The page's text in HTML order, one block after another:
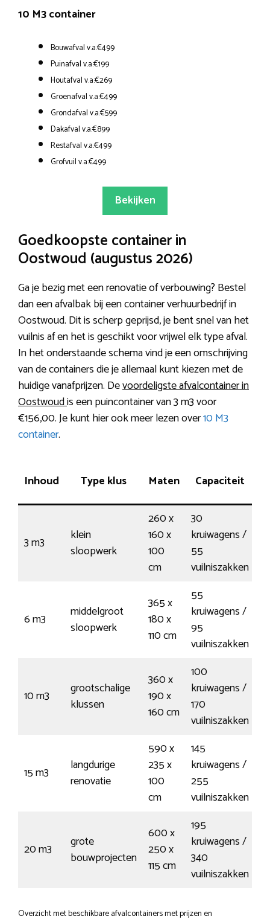
10 M3 container
Bouwafval v.a.€499
Puinafval v.a.€199
Houtafval v.a.€269
Groenafval v.a.€499
Grondafval v.a.€599
Dakafval v.a.€899
Restafval v.a.€499
Grofvuil v.a.€499
Bekijken
Goedkoopste container in
Oostwoud (augustus 2026)
Ga je bezig met een renovatie of verbouwing? Bestel
dan een afvalbak bij een container verhuurbedrijf in
Oostwoud. Dit is scherp geprijsd, je bent snel van het
vuilnis af en het is geschikt voor vrijwel elk type afval.
In het onderstaande schema vind je een omschrijving
van de containers die je allemaal kunt kiezen met de
huidige vanafprijzen. Devoordeligste afvalcontainer in
Oostwoudis een puincontainer van 3 m3 voor
€156,00. Je kunt hier ook meer lezen over10 M3
container.
Inhoud Type klus Maten Capaciteit
3 m3
klein
sloopwerk
260 x
160 x
100
cm
30
kruiwagens /
55
vuilniszakken
6 m3
middelgroot
sloopwerk
365 x
180 x
110 cm
55
kruiwagens /
95
vuilniszakken
10 m3
grootschalige
klussen
360 x
190 x
160 cm
100
kruiwagens /
170
vuilniszakken
15 m3
langdurige
renovatie
590 x
235 x
100
cm
145
kruiwagens /
255
vuilniszakken
20 m3
grote
bouwprojecten
600 x
250 x
115 cm
195
kruiwagens /
340
vuilniszakken
Overzicht met beschikbare afvalcontainers met prijzen en